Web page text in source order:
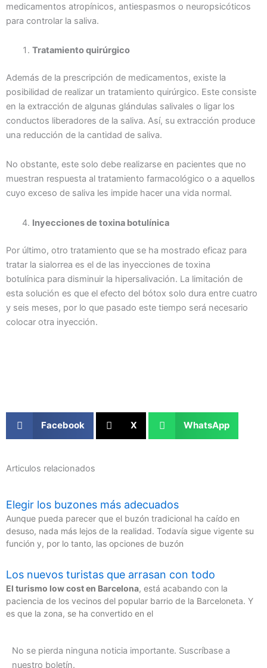
medicamentos atropínicos, antiespasmos o neuropsicóticos
para controlar la saliva.
Tratamiento quirúrgico
Además de la prescripción de medicamentos, existe la
posibilidad de realizar un tratamiento quirúrgico. Este consiste
en la extracción de algunas glándulas salivales o ligar los
conductos liberadores de la saliva. Así, su extracción produce
una reducción de la cantidad de saliva.
No obstante, este solo debe realizarse en pacientes que no
muestran respuesta al tratamiento farmacológico o a aquellos
cuyo exceso de saliva les impide hacer una vida normal.
Inyecciones de toxina botulínica
Por último, otro tratamiento que se ha mostrado eficaz para
tratar la sialorrea es el de las inyecciones de toxina
botulínica para disminuir la hipersalivación. La limitación de
esta solución es que el efecto del bótox solo dura entre cuatro
y seis meses, por lo que pasado este tiempo será necesario
colocar otra inyección.
Facebook X WhatsApp
Articulos relacionados
Elegir los buzones más adecuados
Aunque pueda parecer que el buzón tradicional ha caído en
desuso, nada más lejos de la realidad. Todavía sigue vigente su
función y, por lo tanto, las opciones de buzón
Los nuevos turistas que arrasan con todo
El turismo low cost en Barcelona, está acabando con la
paciencia de los vecinos del popular barrio de la Barceloneta. Y
es que la zona, se ha convertido en el
No se pierda ninguna noticia importante. Suscríbase a
nuestro boletín.